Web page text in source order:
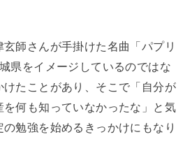
玄師さんが手掛けた名曲「パプリ
県をイメージしているのではな
たことがあり、そこで「自分が
何も知っていなかったな」と気
勉強を始めるきっかけにもなり